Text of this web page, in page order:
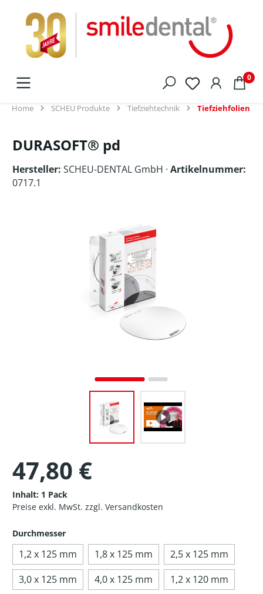
springen
0
Home SCHEU Produkte Tiefziehtechnik Tiefziehfolien
DURASOFT® pd
Hersteller: SCHEU-DENTAL GmbH · Artikelnummer:
0717.1
47,80 €
Inhalt: 1 Pack
Preise exkl. MwSt. zzgl. Versandkosten
Durchmesser
1,2 x 125 mm 1,8 x 125 mm
2,5 x 125 mm
3,0 x 125 mm
4,0 x 125 mm
1,2 x 120 mm